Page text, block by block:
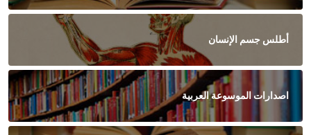
أطلس جسم الإنسان
اصدارات الموسوعة العربية